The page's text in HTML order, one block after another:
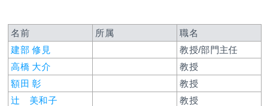
名前 所属
職名
建部 修見
教授/部門主任
高橋 大介
教授
額田 彰
教授
辻 美和子
教授